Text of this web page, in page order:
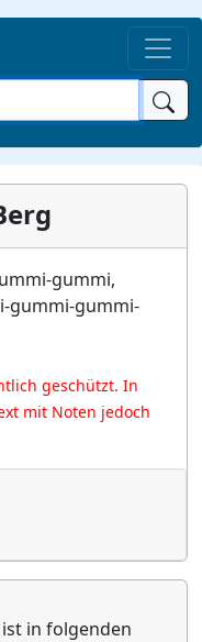
gummi,
gummi-gummi-
geschützt. In
mit Noten jedoch
ist in folgenden